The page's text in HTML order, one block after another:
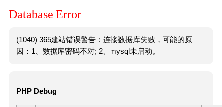
Database Error
(1040) 365建站错误警告：连接数据库失败，可能的原
因：1、数据库密码不对; 2、mysql未启动。
PHP Debug